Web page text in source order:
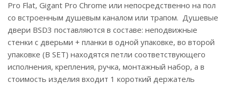
Pro Flat, Gigant Pro Chrome или непосредственно на пол
со встроенным душевым каналом или трапом. Душевые
двери BSD3 поставляются в составе: неподвижные
стенки с дверьми + планки в одной упаковке, во второй
упаковке (B SET) находятся петли соответствующего
исполнения, крепления, ручка, монтажный набор, а в
стоимость изделия входит 1 короткий держатель